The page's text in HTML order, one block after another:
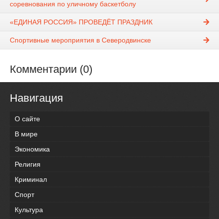
соревнования по уличному баскетболу
«ЕДИНАЯ РОССИЯ» ПРОВЕДЁТ ПРАЗДНИК
Спортивные мероприятия в Северодвинске
Комментарии (0)
Навигация
О сайте
В мире
Экономика
Религия
Криминал
Спорт
Культура